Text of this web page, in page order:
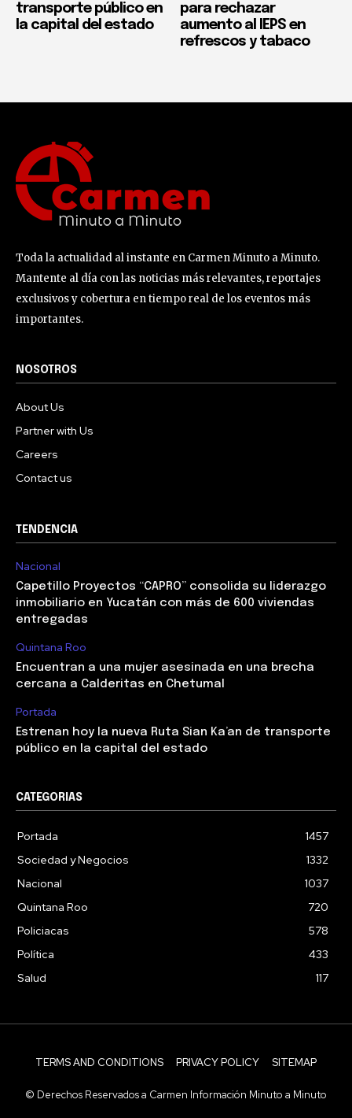
transporte público en
la capital del estado
para rechazar
aumento al IEPS en
refrescos y tabaco
Toda la actualidad al instante en Carmen Minuto a Minuto.
Mantente al día con las noticias más relevantes, reportajes
exclusivos y cobertura en tiempo real de los eventos más
importantes.
NOSOTROS
About Us
Partner with Us
Careers
Contact us
TENDENCIA
Nacional
Capetillo Proyectos “CAPRO” consolida su liderazgo
inmobiliario en Yucatán con más de 600 viviendas
entregadas
Quintana Roo
Encuentran a una mujer asesinada en una brecha
cercana a Calderitas en Chetumal
Portada
Estrenan hoy la nueva Ruta Sian Ka’an de transporte
público en la capital del estado
CATEGORIAS
Portada
1457
Sociedad y Negocios
1332
Nacional
1037
Quintana Roo
720
Policiacas
578
Política
433
Salud
117
TERMS AND CONDITIONS PRIVACY POLICY SITEMAP
© Derechos Reservados a Carmen Información Minuto a Minuto